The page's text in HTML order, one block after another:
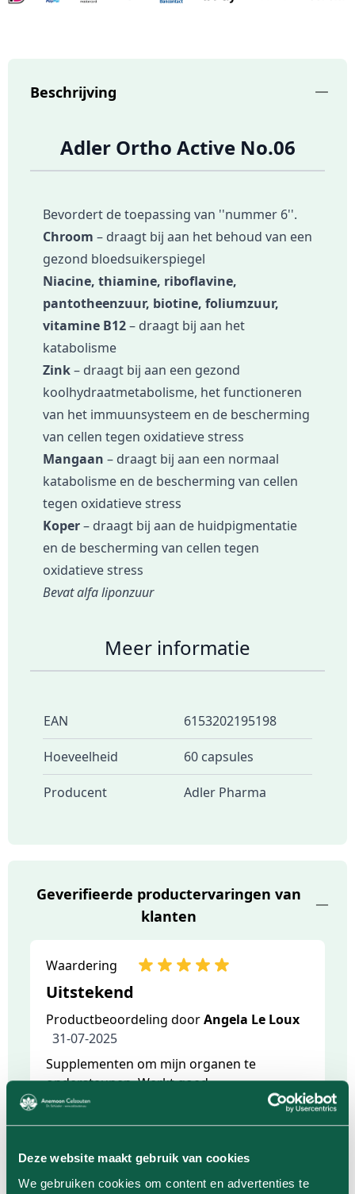
Deze website maakt gebruik van cookies
We gebruiken cookies om content en advertenties te
Beschrijving
Adler Ortho Active No.06
Bevordert de toepassing van ''nummer 6''.
Chroom – draagt bij aan het behoud van een
gezond bloedsuikerspiegel
Niacine, thiamine, riboflavine,
pantotheenzuur, biotine, foliumzuur,
vitamine B12– draagt bij aan het
katabolisme
Zink– draagt bij aan een gezond
koolhydraatmetabolisme, het functioneren
van het immuunsysteem en de bescherming
van cellen tegen oxidatieve stress
Mangaan – draagt bij aan een normaal
katabolisme en de bescherming van cellen
tegen oxidatieve stress
Koper– draagt bij aan de huidpigmentatie
en de bescherming van cellen tegen
oxidatieve stress
Bevat alfa liponzuur
Meer informatie
EAN 6153202195198
Hoeveelheid 60 capsules
Producent Adler Pharma
Geverifieerde productervaringen van
klanten
Waardering
Uitstekend
Productbeoordeling doorAngela Le Loux
31-07-2025
Supplementen om mijn organen te
ondersteunen. Werkt goed.
Productbeoordeling door Angela Le Loux
19-12-2022